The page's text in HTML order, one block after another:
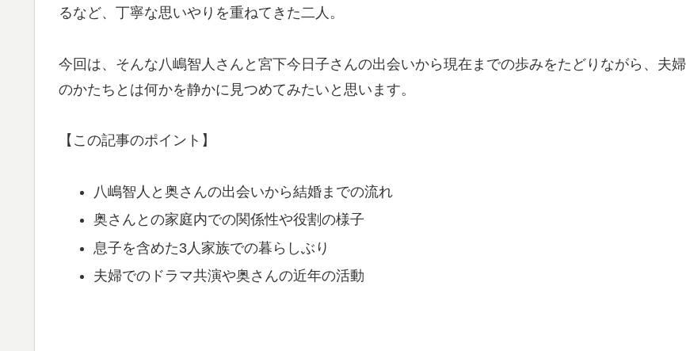
るなど、丁寧な思いやりを重ねてきた二人。
今回は、そんな八嶋智人さんと宮下今日子さんの出会いから現在までの歩みをたどりながら、夫婦
のかたちとは何かを静かに見つめてみたいと思います。
【この記事のポイント】
八嶋智人と奥さんの出会いから結婚までの流れ
奥さんとの家庭内での関係性や役割の様子
息子を含めた3人家族での暮らしぶり
夫婦でのドラマ共演や奥さんの近年の活動